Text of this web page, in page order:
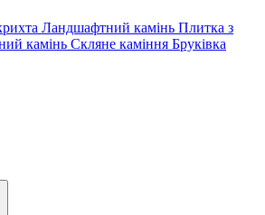
Ландшафтний камінь Плитка з
камінь Скляне каміння Бруківка